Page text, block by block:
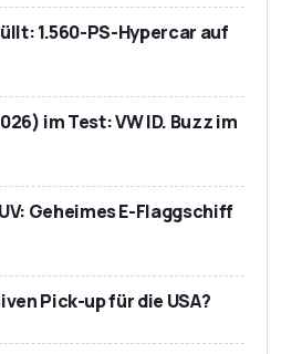
1.560-PS-Hypercar auf
im Test: VW ID. Buzz im
Geheimes E-Flaggschiff
Pick-up für die USA?